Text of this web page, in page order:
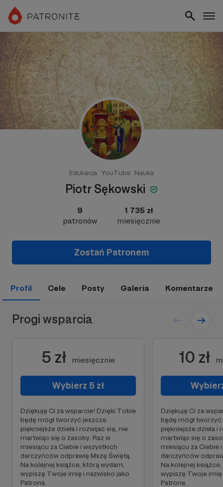
Edukacja YouTube Nauka
Piotr Sękowski
9
patronów
1 735 zł
miesięcznie
Zostań Patronem
Profil Cele Posty Galeria Komentarze
Progi wsparcia
5 zł miesięcznie
Wybierz 5 zł
Dziękuję Ci za wsparcie! Dzięki Tobie
będę mógł tworzyć jeszcze
piękniejsze dzieła i rozwijać się, nie
martwiąc się o zasoby. Raz w
miesiącu za Ciebie i wszystkich
darczyńców odprawię Mszę Świętą.
Na kolejnej książce, którą wydam,
wypiszę Twoje imię i nazwisko jako
Patrona.
10 zł
Dziękuję Ci za
będę mógł
piękniejsze dzieła i
martwiąc się o
miesiącu za Ciebie
darczyńców
Na kolejnej
wypiszę Twoje
Patrona.